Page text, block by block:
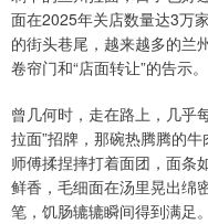
面在2025年关店数量达3万
的街头巷尾，越来越多的兰
卷帘门和“店面转让”的告示。
曾几何时，走在路上，几乎
拉面”招牌，那碗热腾腾的
师傅揉捏摔打着面团，面条
鲜香，毛细面在汤里晃出绵
笔，饥肠辘辘瞬间得到满足。